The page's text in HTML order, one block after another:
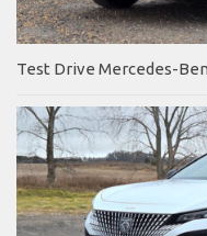
Test Drive Mercedes-